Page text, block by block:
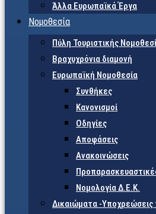
Άλλα Ευρωπαϊκά Έργα
Νομοθεσία
Πύλη Τουριστικής
Βραχυχρόνια διαμονή
Ευρωπαϊκή Νομοθεσία
Συνθήκες
Κανονισμοί
Οδηγίες
Αποφάσεις
Ανακοινώσεις
Νομολογία Δ.Ε.Κ.
Δικαιώματα -